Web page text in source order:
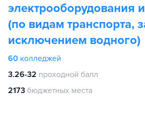
электрооборудования
(по видам транспорта,
исключением водного)
60 колледжей
3.26-32 проходной балл
2173 бюджетных места